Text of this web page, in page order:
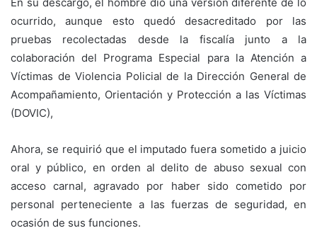
ocurrido, aunque esto quedó desacreditado por las
pruebas recolectadas desde la fiscalía junto a la
colaboración del Programa Especial para la Atención a
Víctimas de Violencia Policial de la Dirección General de
Acompañamiento, Orientación y Protección a las Víctimas
(DOVIC),
Ahora, se requirió que el imputado fuera sometido a juicio
oral y público, en orden al delito de abuso sexual con
acceso carnal, agravado por haber sido cometido por
personal perteneciente a las fuerzas de seguridad, en
ocasión de sus funciones.